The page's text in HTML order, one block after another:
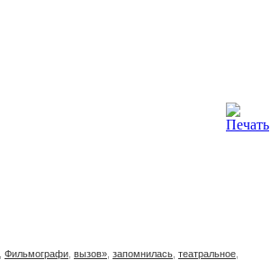
Фильмографи вызов» запомнилась театральное